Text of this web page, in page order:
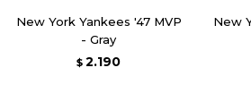
New York Yankees '47 MVP
- Gray
$ 2.190
New